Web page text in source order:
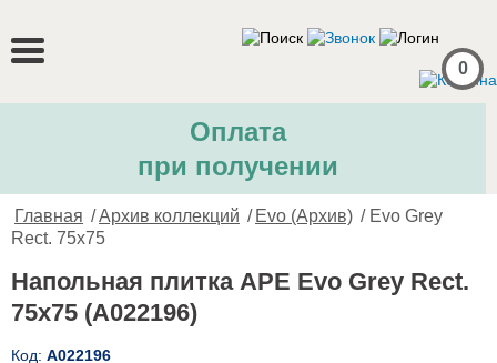
0
Оплата
при получении
Главная /Архив коллекций / Evo (Архив) / Evo Grey
Rect. 75x75
Напольная плитка APE Evo Grey Rect.
75x75 (A022196)
Код: A022196